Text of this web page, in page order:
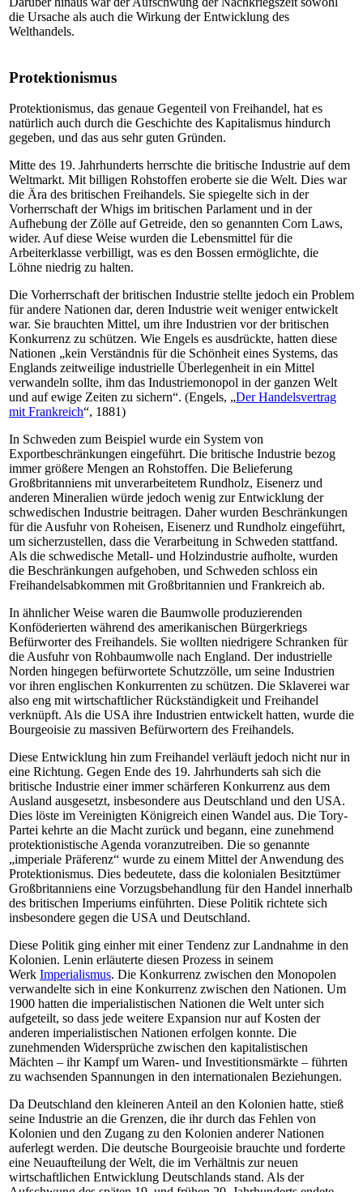
die Ursache als auch die Wirkung der Entwicklung des
Welthandels.
Protektionismus
Protektionismus, das genaue Gegenteil von Freihandel, hat es
natürlich auch durch die Geschichte des Kapitalismus hindurch
gegeben, und das aus sehr guten Gründen.
Mitte des 19. Jahrhunderts herrschte die britische Industrie auf dem
Weltmarkt. Mit billigen Rohstoffen eroberte sie die Welt. Dies war
die Ära des britischen Freihandels. Sie spiegelte sich in der
Vorherrschaft der Whigs im britischen Parlament und in der
Aufhebung der Zölle auf Getreide, den so genannten Corn Laws,
wider. Auf diese Weise wurden die Lebensmittel für die
Arbeiterklasse verbilligt, was es den Bossen ermöglichte, die
Löhne niedrig zu halten.
Die Vorherrschaft der britischen Industrie stellte jedoch ein Problem
für andere Nationen dar, deren Industrie weit weniger entwickelt
war. Sie brauchten Mittel, um ihre Industrien vor der britischen
Konkurrenz zu schützen. Wie Engels es ausdrückte, hatten diese
Nationen „kein Verständnis für die Schönheit eines Systems, das
Englands zeitweilige industrielle Überlegenheit in ein Mittel
verwandeln sollte, ihm das Industriemonopol in der ganzen Welt
und auf ewige Zeiten zu sichern“. (Engels, „Der Handelsvertrag
mit Frankreich“, 1881)
In Schweden zum Beispiel wurde ein System von
Exportbeschränkungen eingeführt. Die britische Industrie bezog
immer größere Mengen an Rohstoffen. Die Belieferung
Großbritanniens mit unverarbeitetem Rundholz, Eisenerz und
anderen Mineralien würde jedoch wenig zur Entwicklung der
schwedischen Industrie beitragen. Daher wurden Beschränkungen
für die Ausfuhr von Roheisen, Eisenerz und Rundholz eingeführt,
um sicherzustellen, dass die Verarbeitung in Schweden stattfand.
Als die schwedische Metall- und Holzindustrie aufholte, wurden
die Beschränkungen aufgehoben, und Schweden schloss ein
Freihandelsabkommen mit Großbritannien und Frankreich ab.
In ähnlicher Weise waren die Baumwolle produzierenden
Konföderierten während des amerikanischen Bürgerkriegs
Befürworter des Freihandels. Sie wollten niedrigere Schranken für
die Ausfuhr von Rohbaumwolle nach England. Der industrielle
Norden hingegen befürwortete Schutzzölle, um seine Industrien
vor ihren englischen Konkurrenten zu schützen. Die Sklaverei war
also eng mit wirtschaftlicher Rückständigkeit und Freihandel
verknüpft. Als die USA ihre Industrien entwickelt hatten, wurde die
Bourgeoisie zu massiven Befürwortern des Freihandels.
Diese Entwicklung hin zum Freihandel verläuft jedoch nicht nur in
eine Richtung. Gegen Ende des 19. Jahrhunderts sah sich die
britische Industrie einer immer schärferen Konkurrenz aus dem
Ausland ausgesetzt, insbesondere aus Deutschland und den USA.
Dies löste im Vereinigten Königreich einen Wandel aus. Die Tory-
Partei kehrte an die Macht zurück und begann, eine zunehmend
protektionistische Agenda voranzutreiben. Die so genannte
„imperiale Präferenz“ wurde zu einem Mittel der Anwendung des
Protektionismus. Dies bedeutete, dass die kolonialen Besitztümer
Großbritanniens eine Vorzugsbehandlung für den Handel innerhalb
des britischen Imperiums einführten. Diese Politik richtete sich
insbesondere gegen die USA und Deutschland.
Diese Politik ging einher mit einer Tendenz zur Landnahme in den
Kolonien. Lenin erläuterte diesen Prozess in seinem
Werk Imperialismus. Die Konkurrenz zwischen den Monopolen
verwandelte sich in eine Konkurrenz zwischen den Nationen. Um
1900 hatten die imperialistischen Nationen die Welt unter sich
aufgeteilt, so dass jede weitere Expansion nur auf Kosten der
anderen imperialistischen Nationen erfolgen konnte. Die
zunehmenden Widersprüche zwischen den kapitalistischen
Mächten – ihr Kampf um Waren- und Investitionsmärkte – führten
zu wachsenden Spannungen in den internationalen Beziehungen.
Da Deutschland den kleineren Anteil an den Kolonien hatte, stieß
seine Industrie an die Grenzen, die ihr durch das Fehlen von
Kolonien und den Zugang zu den Kolonien anderer Nationen
auferlegt werden. Die deutsche Bourgeoisie brauchte und forderte
eine Neuaufteilung der Welt, die im Verhältnis zur neuen
wirtschaftlichen Entwicklung Deutschlands stand. Als der